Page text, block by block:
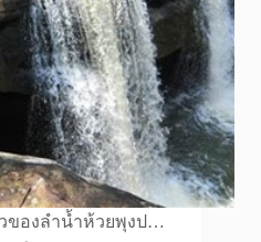
ของลำน้ำห้วยพุงป…